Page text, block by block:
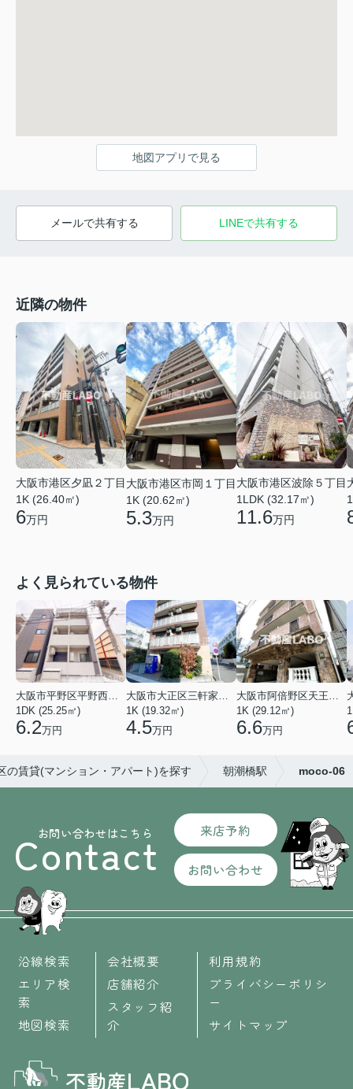
地図アプリで見る
メールで共有する LINEで共有する
近隣の物件
大阪市港区夕凪２丁目
1K (26.40㎡)
6万円
大阪市港区市岡１丁目
1K (20.62㎡)
5.3万円
大阪市港区波除５丁目
1LDK (32.17㎡)
11.6万円
よく見られている物件
1DK (25.25㎡)
6.2万円
1K (19.32㎡)
4.5万円
1K (29.12㎡)
6.6万円
の賃貸(マンション・アパート)を探す 朝潮橋駅 moco-06
お問い合わせはこちら
Contact 来店予約
お問い合わせ
沿線検索
エリア検
索
地図検索
会社概要
店舗紹介
スタッフ紹
介
利用規約
プライバシーポリシ
ー
サイトマップ